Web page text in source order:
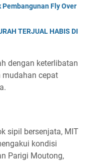
Fly Over
TERJUAL HABIS DI
dengan keterlibatan
mudahan cepat
sipil bersenjata, MIT
kondisi
Parigi Moutong,